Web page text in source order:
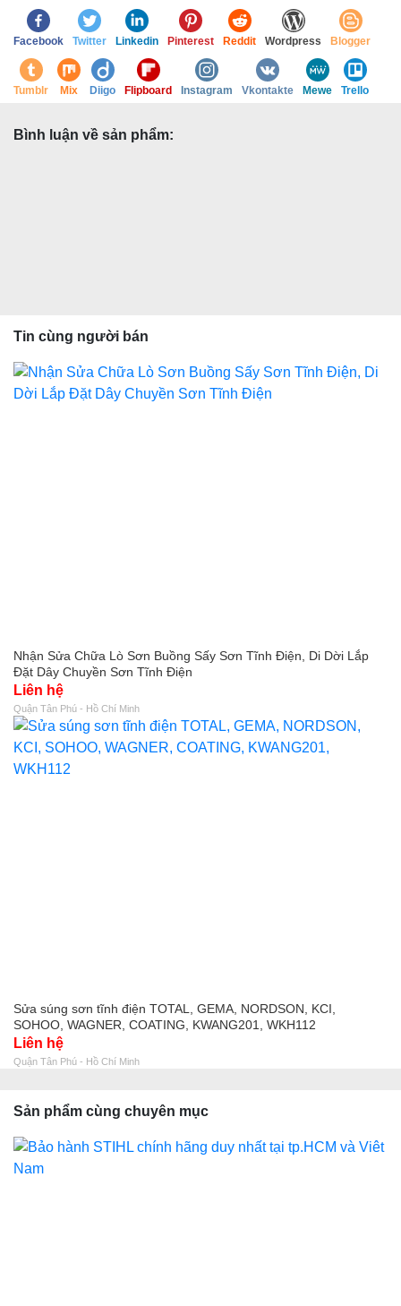
Facebook Twitter Linkedin Pinterest Reddit Wordpress Blogger
Tumblr Mix Diigo Flipboard Instagram Vkontakte Mewe Trello
Bình luận về sản phẩm:
Tin cùng người bán
Nhận Sửa Chữa Lò Sơn Buồng Sấy Sơn Tĩnh Điện, Di Dời Lắp
Đặt Dây Chuyền Sơn Tĩnh Điện
Liên hệ
Quận Tân Phú - Hồ Chí Minh
Sửa súng sơn tĩnh điện TOTAL, GEMA, NORDSON, KCI,
SOHOO, WAGNER, COATING, KWANG201, WKH112
Liên hệ
Quận Tân Phú - Hồ Chí Minh
Sản phẩm cùng chuyên mục